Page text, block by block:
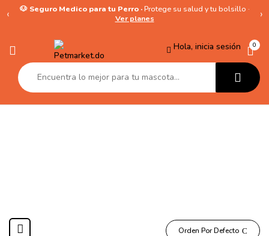
‹ 🐶 Seguro Medico para tu Perro ·Protege su salud y tu bolsillo ·
Ver planes
›
Hola, inicia sesión 0
Orden Por Defecto